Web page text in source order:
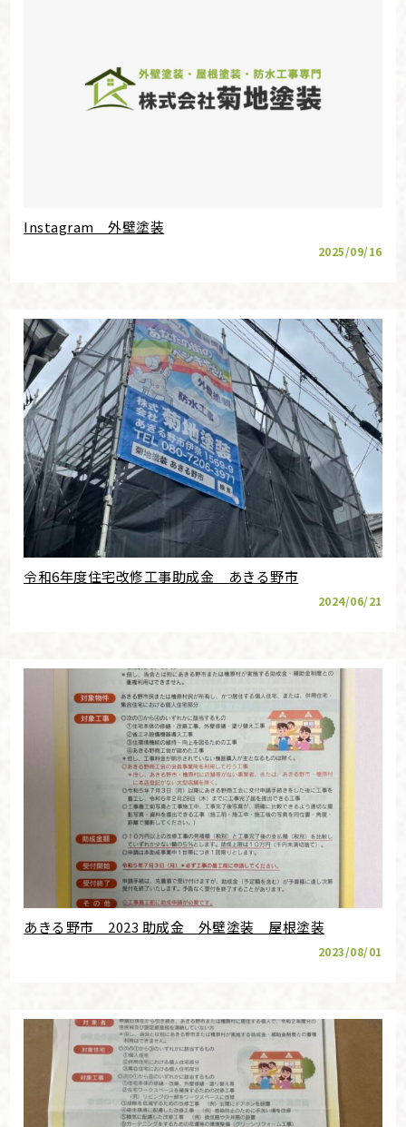
Instagram 外壁塗装
2025/09/16
令和6年度住宅改修工事助成金 あきる野市
2024/06/21
あきる野市 2023 助成金 外壁塗装 屋根塗装
2023/08/01